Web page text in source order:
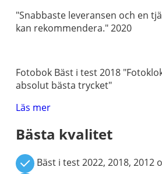
"Snabbaste leveransen och en
kan rekommendera." 2020
Fotobok Bäst i test 2018
absolut bästa trycket"
Läs mer
Bästa kvalitet
Bäst i test 2022, 2018, 2012